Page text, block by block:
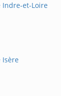
Indre-et-Loire
Isère